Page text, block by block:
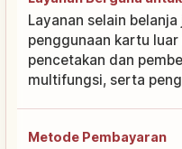
Layanan selain
penggunaan kartu luar
pencetakan dan
multifungsi, serta
Metode Pembayaran